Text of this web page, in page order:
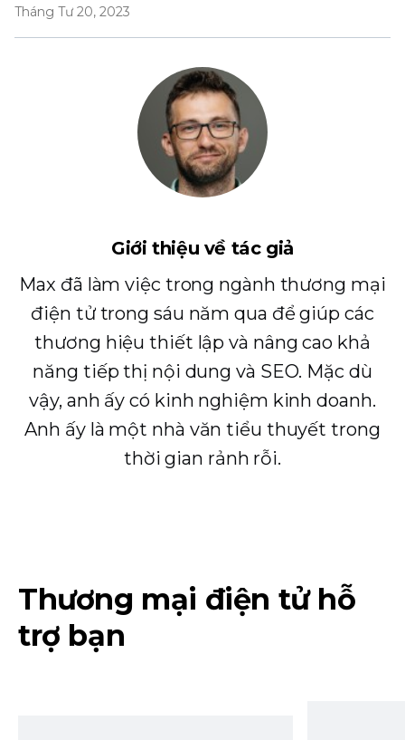
Tháng Tư 20, 2023
Giới thiệu về tác giả
Max đã làm việc trong ngành thương mại
điện tử trong sáu năm qua để giúp các
thương hiệu thiết lập và nâng cao khả
năng tiếp thị nội dung và SEO. Mặc dù
vậy, anh ấy có kinh nghiệm kinh doanh.
Anh ấy là một nhà văn tiểu thuyết trong
thời gian rảnh rỗi.
Thương mại điện tử hỗ
trợ bạn